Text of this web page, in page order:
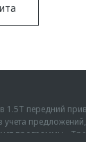
1.5Т передний
учета
программы